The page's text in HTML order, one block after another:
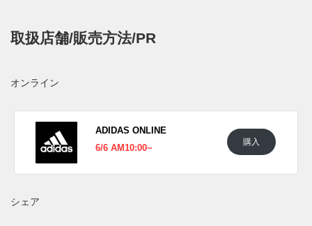
ネルワークへ重ねることで、フットボール由来のスピード感
ゴやラベルカラーを連想させる。表面には水滴のような細か
なエンボス装飾を散りばめ、冷えた缶の表面に浮かぶ結露を
表現。立体的なパネルとステッチがF50らしいスピード感を
際立たせ、ホワイトのミッドソールとグレーのインドアソー
は"Coca-Cola"のブランディングを配置し、インソールには
取扱店舗/販売方法/PR
オンライン
ADIDAS ONLINE
6/6 AM10:00~
購入
シェア